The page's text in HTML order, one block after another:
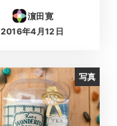
濵田寛
投稿日
2016年4月12日
写真